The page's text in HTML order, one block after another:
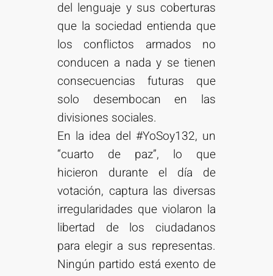
del lenguaje y sus coberturas
que la sociedad entienda que
los conflictos armados no
conducen a nada y se tienen
consecuencias futuras que
solo desembocan en las
divisiones sociales.
En la idea del #YoSoy132, un
“cuarto de paz”, lo que
hicieron durante el día de
votación, captura las diversas
irregularidades que violaron la
libertad de los ciudadanos
para elegir a sus representas.
Ningún partido está exento de